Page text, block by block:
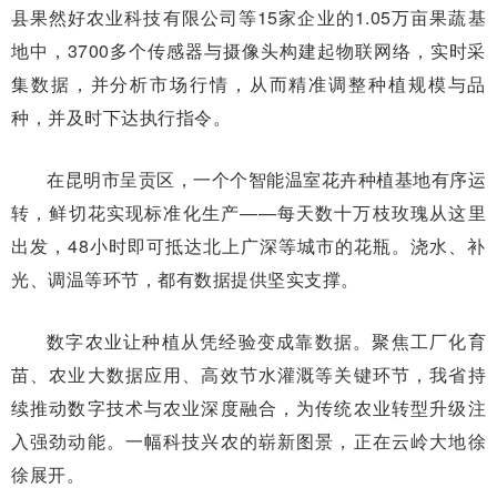
县果然好农业科技有限公司等15家企业的1.05万亩果蔬基
地中，3700多个传感器与摄像头构建起物联网络，实时采
集数据，并分析市场行情，从而精准调整种植规模与品
种，并及时下达执行指令。
在昆明市呈贡区，一个个智能温室花卉种植基地有序运
转，鲜切花实现标准化生产——每天数十万枝玫瑰从这里
出发，48小时即可抵达北上广深等城市的花瓶。浇水、补
光、调温等环节，都有数据提供坚实支撑。
数字农业让种植从凭经验变成靠数据。聚焦工厂化育
苗、农业大数据应用、高效节水灌溉等关键环节，我省持
续推动数字技术与农业深度融合，为传统农业转型升级注
入强劲动能。一幅科技兴农的崭新图景，正在云岭大地徐
徐展开。